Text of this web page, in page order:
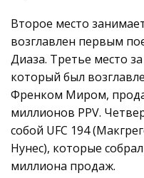
Второе место
возглавлен первым
Диаза. Третье место
который был
Френком Миром,
миллионов PPV.
собой UFC 194
Нунес), которые
миллиона продаж.